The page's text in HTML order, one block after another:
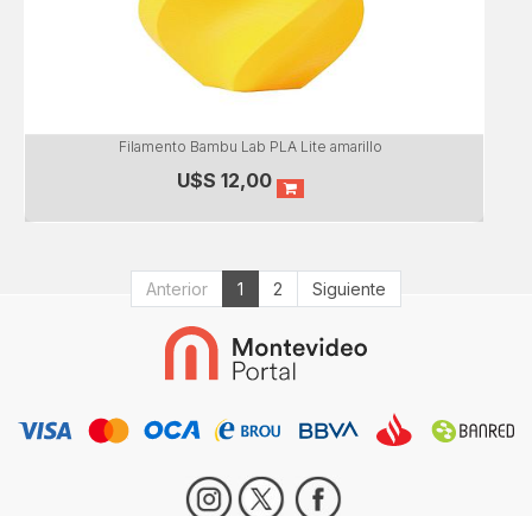
Filamento Bambu Lab PLA Lite amarillo
U$S 12,00
Anterior 1 2 Siguiente